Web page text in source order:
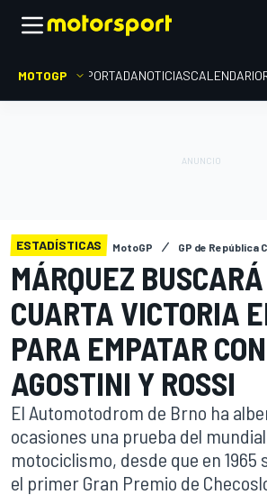
MOTOGP PORTADANOTICIASCALENDARIO
ESTADÍSTICAS MotoGP GP de República
MÁRQUEZ
CUARTA VICTORIA
PARA EMPATAR CON
AGOSTINI Y ROSSI
El Automotodrom de Brno ha
ocasiones una prueba del
motociclismo, desde que en 1965
el primer Gran Premio de